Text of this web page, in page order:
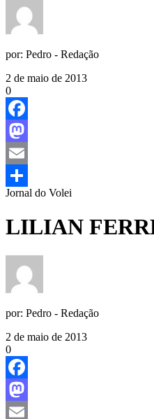
por: Pedro - Redação
2 de maio de 2013
0
Facebook
Mastodon
Email
Share
Jornal do Volei
LILIAN
por: Pedro - Redação
2 de maio de 2013
0
Facebook
Mastodon